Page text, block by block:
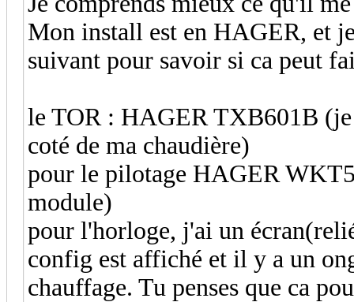
Mon install est en HAGER, et
suivant pour savoir si ca peut
le TOR : HAGER TXB601B (je
coté de ma chaudière)
pour le pilotage HAGER
module)
pour l'horloge, j'ai un
config est affiché et il y a un
chauffage. Tu penses que ca